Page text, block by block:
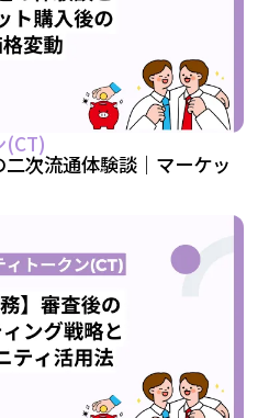
(CT)
次流通体験談｜マーケッ